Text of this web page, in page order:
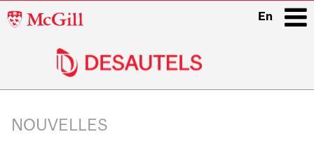
McGill
En
navigation
NOUVELLES